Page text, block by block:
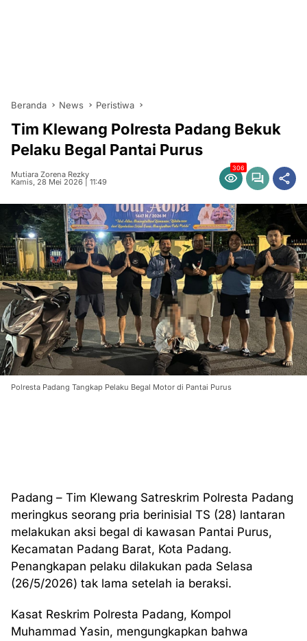
Beranda News Peristiwa
Tim Klewang Polresta Padang Bekuk
Pelaku Begal Pantai Purus
Mutiara Zorena Rezky
Kamis, 28 Mei 2026 | 11:49
306
Polresta Padang Tangkap Pelaku Begal Motor di Pantai Purus
Padang – Tim Klewang Satreskrim Polresta Padang
meringkus seorang pria berinisial TS (28) lantaran
melakukan aksi begal di kawasan Pantai Purus,
Kecamatan Padang Barat, Kota Padang.
Penangkapan pelaku dilakukan pada Selasa
(26/5/2026) tak lama setelah ia beraksi.
Kasat Reskrim Polresta Padang, Kompol
Muhammad Yasin, mengungkapkan bahwa